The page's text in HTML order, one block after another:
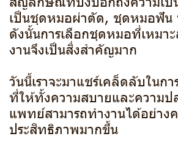
เป็นชุดหมอผ่าตัด, ชุดหมอฟัน
ดังนั้นการเลือกชุดหมอที่เหมา
งานจึงเป็นสิ่งสำคัญมาก
วันนี้เราจะมาแชร์เคล็ดลับในกา
ที่ให้ทั้งความสบายและความ
แพทย์สามารถทำงานได้อย่าง
ประสิทธิภาพมากขึ้น